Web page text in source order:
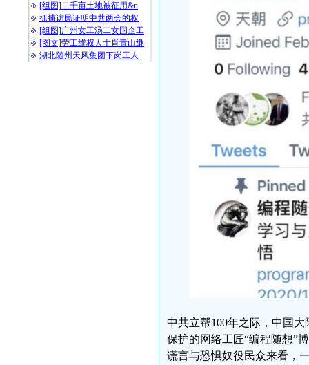
[组图]二千亩土地被征用&n
抓捕访民证明中共两会的权
[组图]广州女工汤二女国企工
[图文]劳工维权人士肖青山继
湖北随州天风集团下岗工人
中共立帮100年之际，中国
保护的网络工匠“编程随想”
谎言与恐惧奴役民众来看，